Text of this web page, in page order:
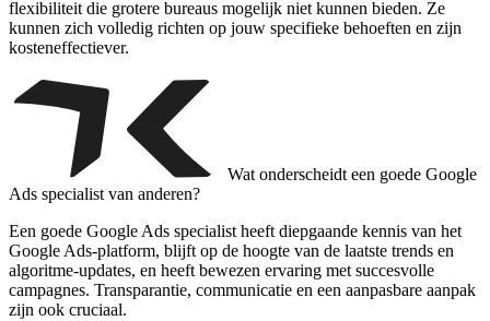
flexibiliteit die grotere bureaus mogelijk niet kunnen bieden. Ze
kunnen zich volledig richten op jouw specifieke behoeften en zijn
kosteneffectiever.
Wat onderscheidt een goede Google
Ads specialist van anderen?
Een goede Google Ads specialist heeft diepgaande kennis van het
Google Ads-platform, blijft op de hoogte van de laatste trends en
algoritme-updates, en heeft bewezen ervaring met succesvolle
campagnes. Transparantie, communicatie en een aanpasbare aanpak
zijn ook cruciaal.